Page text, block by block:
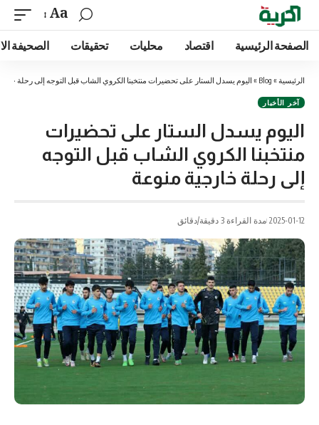
Aa
الصفحة الرئيسية اقتصاد محليات تحقيقات الصحيفة
الرئيسية »
Blog
» اليوم يسدل الستار على تحضيرات منتخبنا الكروي الشاب قبل التوجه إلى رحلة
آخر الأخبار
اليوم يسدل الستار على تحضيرات
منتخبنا الكروي الشاب قبل التوجه
إلى رحلة خارجية منوعة
2025-01-12 مدة القراءة 3 دقيقة/دقائق